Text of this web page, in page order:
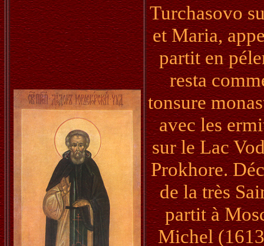
Turchasovo
et Maria,
partit en
resta
tonsure
avec les
sur le Lac
Prokhore.
de la très
partit à
Michel